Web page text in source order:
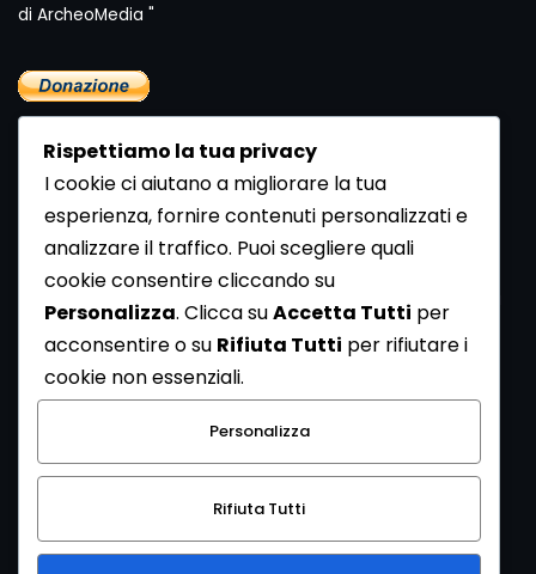
di ArcheoMedia "
Newsletter
Se vuoi ricevere la Rivista gratuita di archeologia realizzata
dalla Redazione di ArcheoMedia iscriviti alla nostra
Newsletter [Clicca Qui]
Con l'invio del messaggio l'utente dichiara di aver letto
l’informativa sulla privacy e di acconsentire al trattamento
dei propri dati personali.
Rispettiamo la tua privacy
I cookie ci aiutano a migliorare la tua
esperienza, fornire contenuti personalizzati e
analizzare il traffico. Puoi scegliere quali
cookie consentire cliccando su
Personalizza. Clicca suAccetta Tutti per
acconsentire o su Rifiuta Tutti per rifiutare i
cookie non essenziali.
Personalizza
Rifiuta Tutti